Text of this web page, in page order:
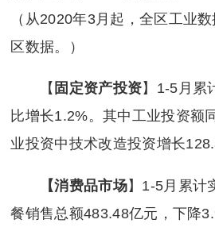
（从2020年3月起，全区工业
区数据。）
【 固定资产投资】1-5月累
比增长1.2%。其中工业投资额
业投资中技术改造投资增长
【消费品市场】1-5月累计
餐销售总额483.48亿元，下降